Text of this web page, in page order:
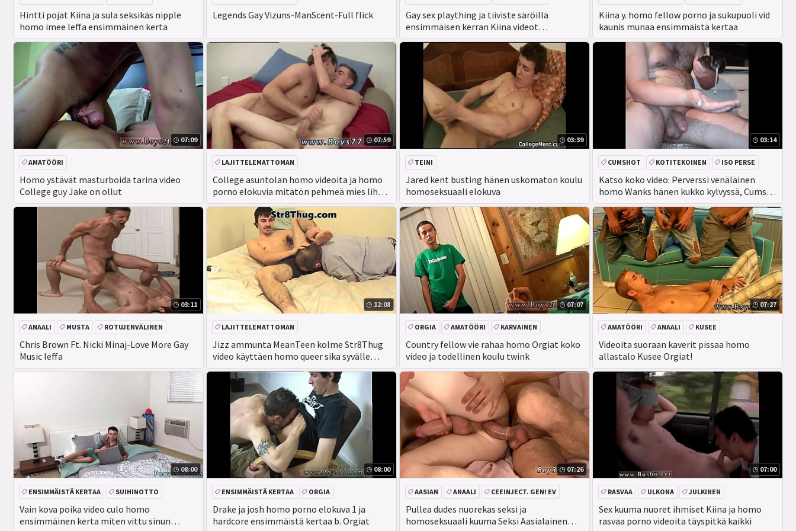
Hintti pojat Kiina ja sula seksikäs nipple
homo imee leffa ensimmäinen kerta
CEEINJECT. GEN! EV
Legends Gay Vizuns-ManScent-Full flick
Gay sex plaything ja tiiviste säröillä
ensimmäisen kerran Kiina videot
ylimääräistä koulutusta
ANAALI
Kiina y. homo fellow porno ja sukupuoli vid
kaunis munaa ensimmäistä kertaa
KASVOJEN
CEEINJECT. GEN! EV
07:09
Homo ystävät masturboida tarina video
College guy Jake on ollut
AMATÖÖRI
07:59
College asuntolan homo videoita ja homo
porno elokuvia mitätön pehmeä mies lihaa
täynnä
LAJITTELEMATTOMAN
03:39
Jared kent busting hänen uskomaton koulu
homoseksuaali elokuva
TEINI
03:14
Katso koko video: Perverssi venäläinen
homo Wanks hänen kukko kylvyssä, Cums
lasissa ja sitten Cums suussa! kaataa
tuoretta CUM hirviömäinen vittu kiinni ja
kynnet itse anaali !!! Mälli oli suussa ja
perseessä!
CUMSHOT KOTITEKOINEN
ISO PERSE
PERSE
03:11
Chris Brown Ft. Nicki Minaj-Love More Gay
Music leffa
ANAALI MUSTA
ROTUJENVÄLINEN
SUIHINOTTO
12:08
Jizz ammunta MeanTeen kolme Str8Thug
video käyttäen homo queer sika syvälle
kurkkuun hänen munaa paha College poika
Punainen istuu Orja Kasvot
LAJITTELEMATTOMAN
07:07
Country fellow vie rahaa homo Orgiat koko
video ja todellinen koulu twink
ORGIA AMATÖÖRI
KARVAINEN
KASVOJEN
07:27
Videoita suoraan kaverit pissaa homo
allastalo Kusee Orgiat!
AMATÖÖRI ANAALI
KUSEE
CEEINJECT. GEN! EV
08:00
Vain kova poika video culo homo
ensimmäinen kerta miten vittu sinun
ENSIMMÄISTÄ KERTAA SUIHINOTTO
08:00
Drake ja josh homo porno elokuva 1 ja
hardcore ensimmäistä kertaa b. Orgiat
ENSIMMÄISTÄ KERTAA ORGIA
07:26
Pullea dudes nuorekas seksi ja
homoseksuaali kuuma Seksi Aasialainen
AASIAN ANAALI CEEINJECT. GEN! EV
07:00
Sex kuuma nuoret ihmiset Kiina ja homo
rasvaa porno videoita täyspitkä kaikki
RASVAA ULKONA
JULKINEN
TODELLISUUS